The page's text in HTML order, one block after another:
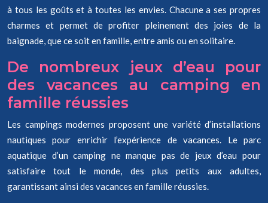
à tous les goûts et à toutes les envies. Chacune a ses propres
charmes et permet de profiter pleinement des joies de la
baignade, que ce soit en famille, entre amis ou en solitaire.
De nombreux jeux d’eau pour
des vacances au camping en
famille réussies
Les campings modernes proposent une variété d’installations
nautiques pour enrichir l’expérience de vacances. Le parc
aquatique d’un camping ne manque pas de jeux d’eau pour
satisfaire tout le monde, des plus petits aux adultes,
garantissant ainsi des vacances en famille réussies.